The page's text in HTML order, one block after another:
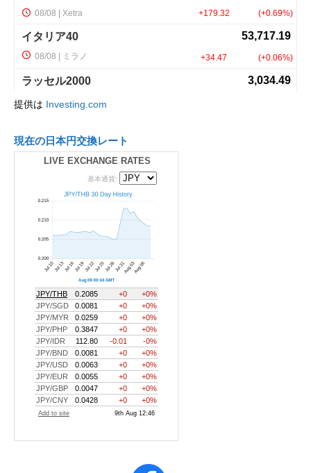
提供は Investing.com
現在の日本円交換レート
LIVE EXCHANGE RATES